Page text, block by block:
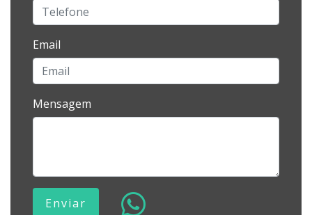
Email
Mensagem
Enviar